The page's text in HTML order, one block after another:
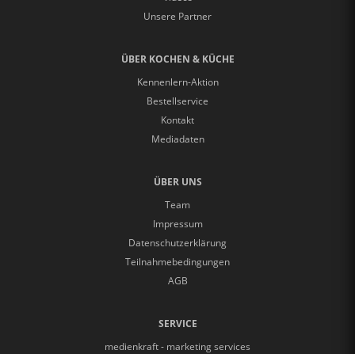
Unsere Partner
ÜBER KOCHEN & KÜCHE
Kennenlern-Aktion
Bestellservice
Kontakt
Mediadaten
ÜBER UNS
Team
Impressum
Datenschutzerklärung
Teilnahmebedingungen
AGB
SERVICE
medienkraft - marketing services